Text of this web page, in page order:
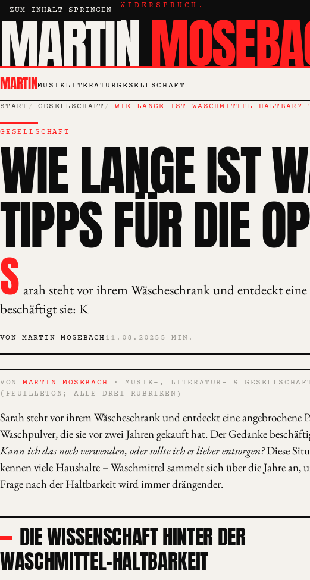
ZUM INHALT SPRINGEN
KRITIK, ESSAY, WIDERSPRUCH.
MARTIN
MARTINMUSIKLITERATURGESELLSCHAFT
START GESELLSCHAFT WIE LANGE IST WASCHMITTEL
GESELLSCHAFT
WIE LANGE IST
TIPPS FÜR DIE
S arah steht vor ihrem Wäscheschrank und entdeckt
beschäftigt sie: K
VON MARTIN MOSEBACH 11.08.2025 5 MIN.
VONMARTIN MOSEBACH
· MUSIK-, LITERATUR- &
(FEUILLETON; ALLE DREI RUBRIKEN)
Sarah steht vor ihrem Wäscheschrank und entdeckt eine angebrochene
Waschpulver, die sie vor zwei Jahren gekauft hat. Der Gedanke
Kann ich das noch verwenden, oder sollte ich es lieber entsorgen?Diese
kennen viele Haushalte – Waschmittel sammelt sich über die Jahre an,
Frage nach der Haltbarkeit wird immer drängender.
DIE WISSENSCHAFT HINTER DER
WASCHMITTEL-HALTBARKEIT